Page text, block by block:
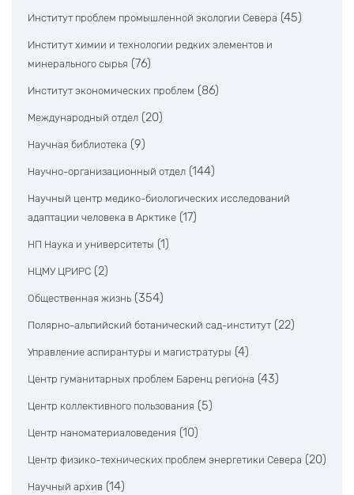
Институт проблем промышленной экологии Севера (45)
Институт химии и технологии редких элементов и
минерального сырья (76)
Институт экономических проблем (86)
Международный отдел (20)
Научная библиотека (9)
Научно-организационный отдел (144)
Научный центр медико-биологических исследований
адаптации человека в Арктике (17)
НП Наука и университеты (1)
НЦМУ ЦРИРС (2)
Общественная жизнь (354)
Полярно-альпийский ботанический сад-институт (22)
Управление аспирантуры и магистратуры (4)
Центр гуманитарных проблем Баренц региона (43)
Центр коллективного пользования (5)
Центр наноматериаловедения (10)
Центр физико-технических проблем энергетики Севера (20)
Научный архив (14)